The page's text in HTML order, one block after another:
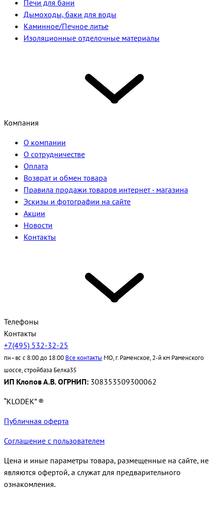
Печи для бани
Дымоходы, баки для воды
Каминное/Печное литье
Изоляционные отделочные материалы
Компания
О компании
О сотрудничестве
Оплата
Возврат и обмен товара
Правила продажи товаров интернет - магазина
Эскизы и фотографии на сайте
Акции
Новости
Контакты
Телефоны
Контакты
+7(495) 532-32-25
пн–вс с 8:00 до 18:00 Все контакты МО, г. Раменское, 2-й км Раменского
шоссе, стройбаза Белка35
ИП Клопов А.В. ОГРНИП: 308353509300062
“KLODEK” ®
Публичная оферта
Соглашение с пользователем
Цена и иные параметры товара, размещенные на сайте, не
являются офертой, а служат для предварительного
ознакомления.